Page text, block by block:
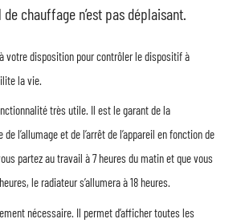
chauffage n’est pas déplaisant.
votre disposition pour contrôler le dispositif à
la vie.
très utile. Il est le garant de la
l’allumage et de l’arrêt de l’appareil en fonction de
partez au travail à 7 heures du matin et que vous
le radiateur s’allumera à 18 heures.
nécessaire. Il permet d’afficher toutes les